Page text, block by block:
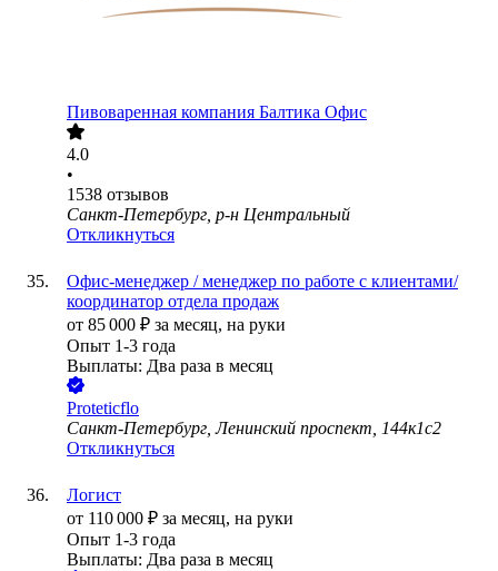
Пивоваренная компания Балтика Офис
4.0
•
1538 отзывов
Санкт-Петербург, р-н Центральный
Откликнуться
Офис-менеджер / менеджер по работе с клиентами/
координатор отдела продаж
от 85 000 ₽ за месяц, на руки
Опыт 1-3 года
Выплаты: Два раза в месяц
Рroteticflo
Санкт-Петербург, Ленинский проспект, 144к1с2
Откликнуться
Логист
от 110 000 ₽ за месяц, на руки
Опыт 1-3 года
Выплаты: Два раза в месяц